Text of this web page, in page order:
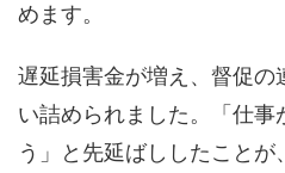
めます。
遅延損害金が増え、督促の
い詰められました。「仕事
う」と先延ばししたことが